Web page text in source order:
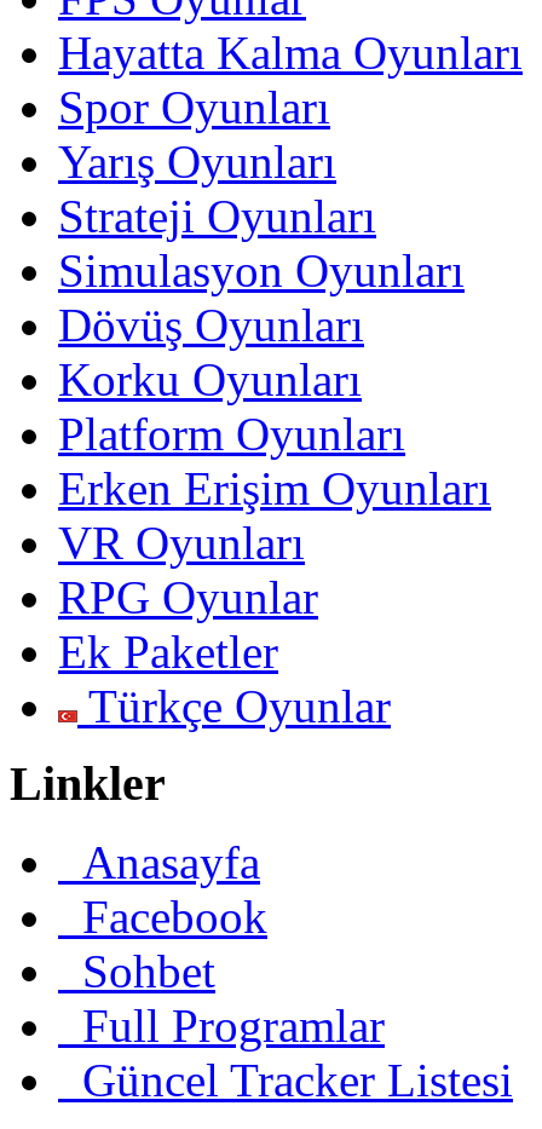
Hayatta Kalma Oyunları
Spor Oyunları
Yarış Oyunları
Strateji Oyunları
Simulasyon Oyunları
Dövüş Oyunları
Korku Oyunları
Platform Oyunları
Erken Erişim Oyunları
VR Oyunları
RPG Oyunlar
Ek Paketler
Türkçe Oyunlar
Linkler
Anasayfa
Facebook
Sohbet
Full Programlar
Güncel Tracker Listesi